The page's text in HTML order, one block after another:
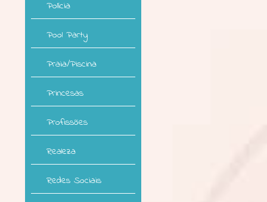
Polícia
Pool Party
Praia/Piscina
Princesas
Profissões
Realeza
Redes Sociais